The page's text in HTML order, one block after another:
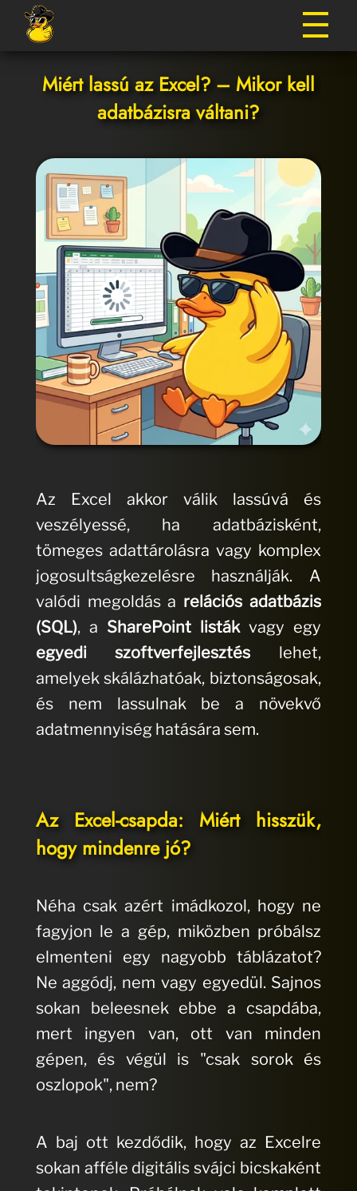
Miért lassú az Excel? – Mikor kell
adatbázisra váltani?
Az Excel akkor válik lassúvá és
veszélyessé, ha adatbázisként,
tömeges adattárolásra vagy komplex
jogosultságkezelésre használják. A
valódi megoldás a relációs adatbázis
(SQL), a SharePoint listákvagy egy
egyedi szoftverfejlesztés lehet,
amelyek skálázhatóak, biztonságosak,
és nem lassulnak be a növekvő
adatmennyiség hatására sem.
Az Excel-csapda: Miért hisszük,
hogy mindenre jó?
Néha csak azért imádkozol, hogy ne
fagyjon le a gép, miközben próbálsz
elmenteni egy nagyobb táblázatot?
Ne aggódj, nem vagy egyedül. Sajnos
sokan beleesnek ebbe a csapdába,
mert ingyen van, ott van minden
gépen, és végül is "csak sorok és
oszlopok", nem?
A baj ott kezdődik, hogy az Excelre
sokan afféle digitális svájci bicskaként